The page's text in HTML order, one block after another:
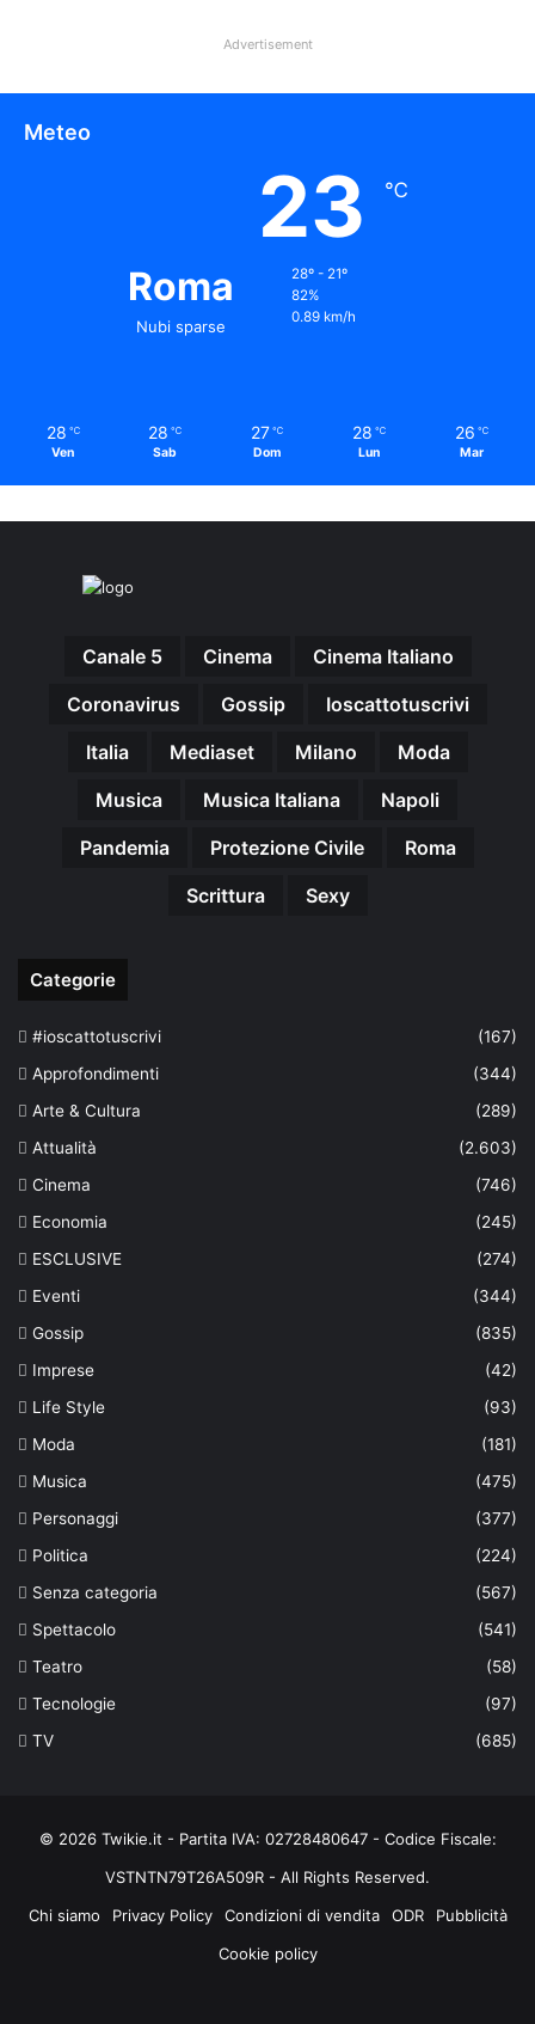
Advertisement
Meteo
Roma
Nubi sparse
23 ℃
28º - 21º
82%
0.89 km/h
28 ℃
Ven
28 ℃
Sab
27 ℃
Dom
28 ℃
Lun
26 ℃
Mar
Canale 5 Cinema
Cinema Italiano
Coronavirus
Gossip
Ioscattotuscrivi
Italia
Mediaset Milano
Moda
Musica
Musica Italiana
Napoli
Pandemia
Protezione Civile
Roma
Scrittura
Sexy
Categorie
#ioscattotuscrivi
(167)
Approfondimenti
(344)
Arte & Cultura
(289)
Attualità
(2.603)
Cinema
(746)
Economia
(245)
ESCLUSIVE
(274)
Eventi
(344)
Gossip
(835)
Imprese
(42)
Life Style
(93)
Moda
(181)
Musica
(475)
Personaggi
(377)
Politica
(224)
Senza categoria
(567)
Spettacolo
(541)
Teatro
(58)
Tecnologie
(97)
TV
(685)
© 2026 Twikie.it - Partita IVA: 02728480647 - Codice Fiscale:
VSTNTN79T26A509R - All Rights Reserved.
Chi siamo
Privacy Policy Condizioni di vendita ODR
Pubblicità
Cookie policy